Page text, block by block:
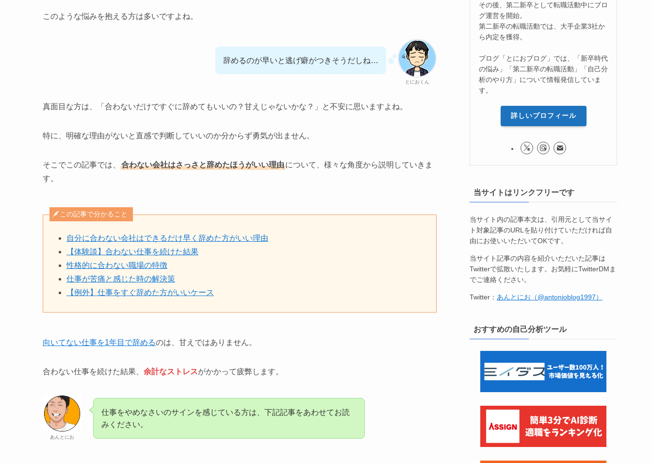
このような悩みを抱える方は多いですよね。
とにおくん
辞めるのが早いと逃げ癖がつきそうだしね…
真面目な方は、「合わないだけですぐに辞めてもいいの？甘えじゃないかな？」と不安に思いますよね。
特に、明確な理由がないと直感で判断していいのか分からず勇気が出ません。
そこでこの記事では、 合わない会社はさっさと辞めたほうがいい理由について、様々な角度から説明していきま
す。
この記事で分かること
自分に合わない会社はできるだけ早く辞めた方がいい理由
【体験談】合わない仕事を続けた結果
性格的に合わない職場の特徴
仕事が苦痛と感じた時の解決策
【例外】仕事をすぐ辞めた方がいいケース
向いてない仕事を1年目で辞めるのは、甘えではありません。
合わない仕事を続けた結果、 余計なストレスがかかって疲弊します。
あんとにお
仕事をやめなさいのサインを感じている方は、下記記事をあわせてお読
みください。
その後、第二新卒として転職活動中にブロ
グ運営を開始。
第二新卒の転職活動では、大手企業3社か
ら内定を獲得。
ブログ「とにおブログ」では、「新卒時代
の悩み」「第二新卒の転職活動」「自己分
析のやり方」について情報発信していま
す。
詳しいプロフィール
当サイトはリンクフリーです
当サイト内の記事本文は、引用元として当サイ
ト対象記事のURLを貼り付けていただければ自
由にお使いいただいてOKです。
当サイト記事の内容を紹介いただいた記事は
Twitterで拡散いたします。お気軽にTwitterDMま
でご連絡ください。
Twitter： あんとにお（@antonioblog1997）
おすすめの自己分析ツール